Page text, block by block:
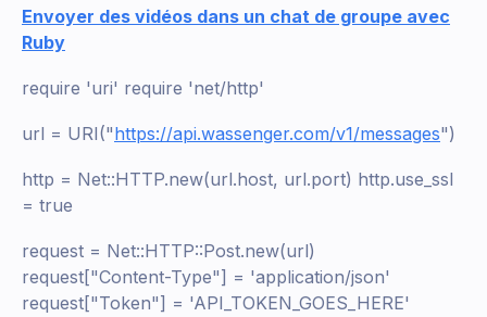
Envoyer des vidéos dans un chat de groupe avec
Ruby
require 'uri' require 'net/http'
url = URI("https://api.wassenger.com/v1/messages")
http = Net::HTTP.new(url.host, url.port) http.use_ssl
= true
request = Net::HTTP::Post.new(url)
request["Content-Type"] = 'application/json'
request["Token"] = 'API_TOKEN_GOES_HERE'